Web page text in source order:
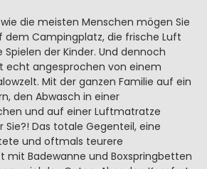
die meisten Menschen mögen Sie
dem Campingplatz, die frische Luft
der Kinder. Und dennoch
echt angesprochen von einem
Mit der ganzen Familie auf ein
den Abwasch in einer
und auf einer Luftmatratze
Das totale Gegenteil, eine
und oftmals teurere
mit Badewanne und Boxspringbetten